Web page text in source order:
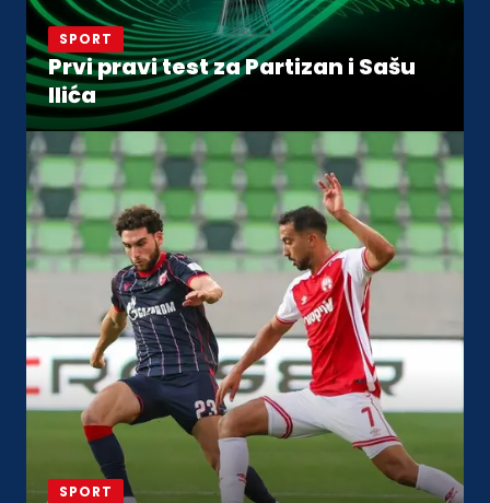
SPORT
Prvi pravi test za Partizan i Sašu
Ilića
SPORT